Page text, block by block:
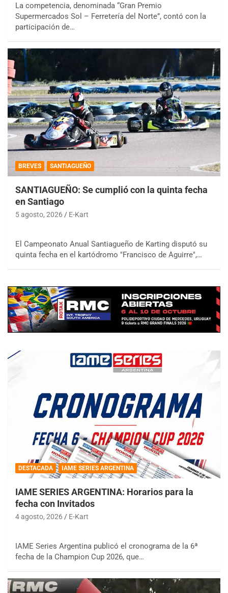
La competencia, denominada “Gran Premio
Supermercados Sol – Ferretería del Norte”, contó con la
participación de…
BREVES SANTIAGUEÑO
SANTIAGUEÑO: Se cumplió con la quinta fecha
en Santiago
5 agosto, 2026 E-Kart
El Campeonato Anual Santiagueño de Karting disputó su
quinta fecha en el kartódromo "Francisco de Aguirre",…
DESTACADA IAME SERIES ARGENTINA
IAME SERIES ARGENTINA: Horarios para la
fecha con Invitados
4 agosto, 2026 E-Kart
IAME Series Argentina publicó el cronograma de la 6ª
fecha de la Champion Cup 2026, que…